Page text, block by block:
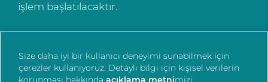
işlem başlatılacaktır.
Size daha iyi bir kullanıcı deneyimi sunabilmek için
çerezler kullanıyoruz. Detaylı bilgi için kişisel verilerin
korunması hakkında açıklama metnimizi